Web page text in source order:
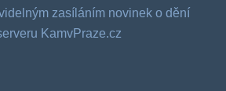
zasíláním novinek o dění
KamvPraze.cz